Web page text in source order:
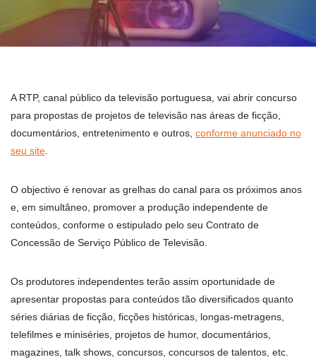
A RTP, canal público da televisão portuguesa, vai abrir concurso
para propostas de projetos de televisão nas áreas de ficção,
documentários, entretenimento e outros, conforme anunciado no
seu site
O objectivo é renovar as grelhas do canal para os próximos anos
e, em simultâneo, promover a produção independente de
conteúdos, conforme o estipulado pelo seu Contrato de
Concessão de Serviço Público de Televisão.
Os produtores independentes terão assim oportunidade de
apresentar propostas para conteúdos tão diversificados quanto
séries diárias de ficção, ficções históricas, longas-metragens,
telefilmes e miniséries, projetos de humor, documentários,
magazines, talk shows, concursos, concursos de talentos, etc.